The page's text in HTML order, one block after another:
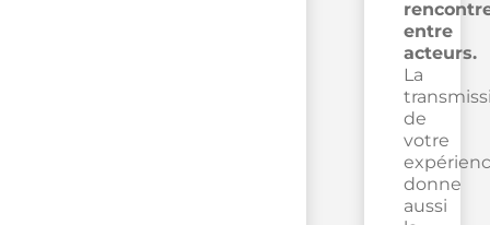
entre
acteurs.
La
de
votre
donne
aussi